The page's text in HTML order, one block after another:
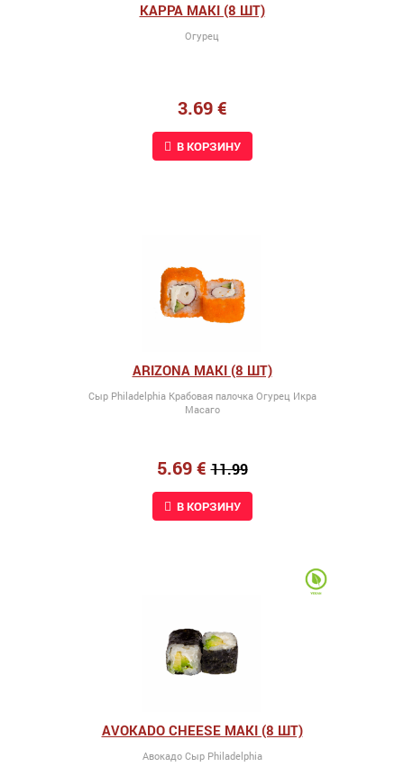
KAPPA MAKI (8 ШТ)
Огурец
3.69 €
В КОРЗИНУ
ARIZONA MAKI (8 ШТ)
Сыр Philadelphia Крабовая палочка Огурец Икра
Масаго
5.69 €11.99
В КОРЗИНУ
AVOKADO CHEESE MAKI (8 ШТ)
Авокадо Сыр Philadelphia